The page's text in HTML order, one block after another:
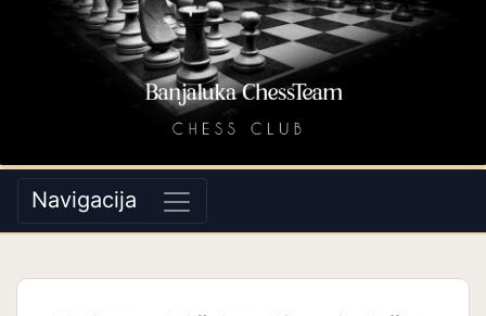
Navigacija